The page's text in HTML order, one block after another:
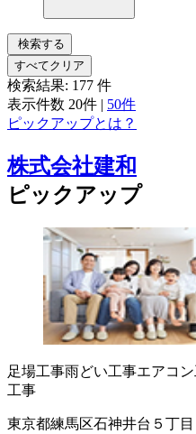
検索する
すべてクリア
検索結果: 177 件
表示件数 20件 | 50件
ピックアップとは？
株式会社建和
ピックアップ
足場工事雨どい工事エアコ
工事
東京都練馬区石神井台５丁